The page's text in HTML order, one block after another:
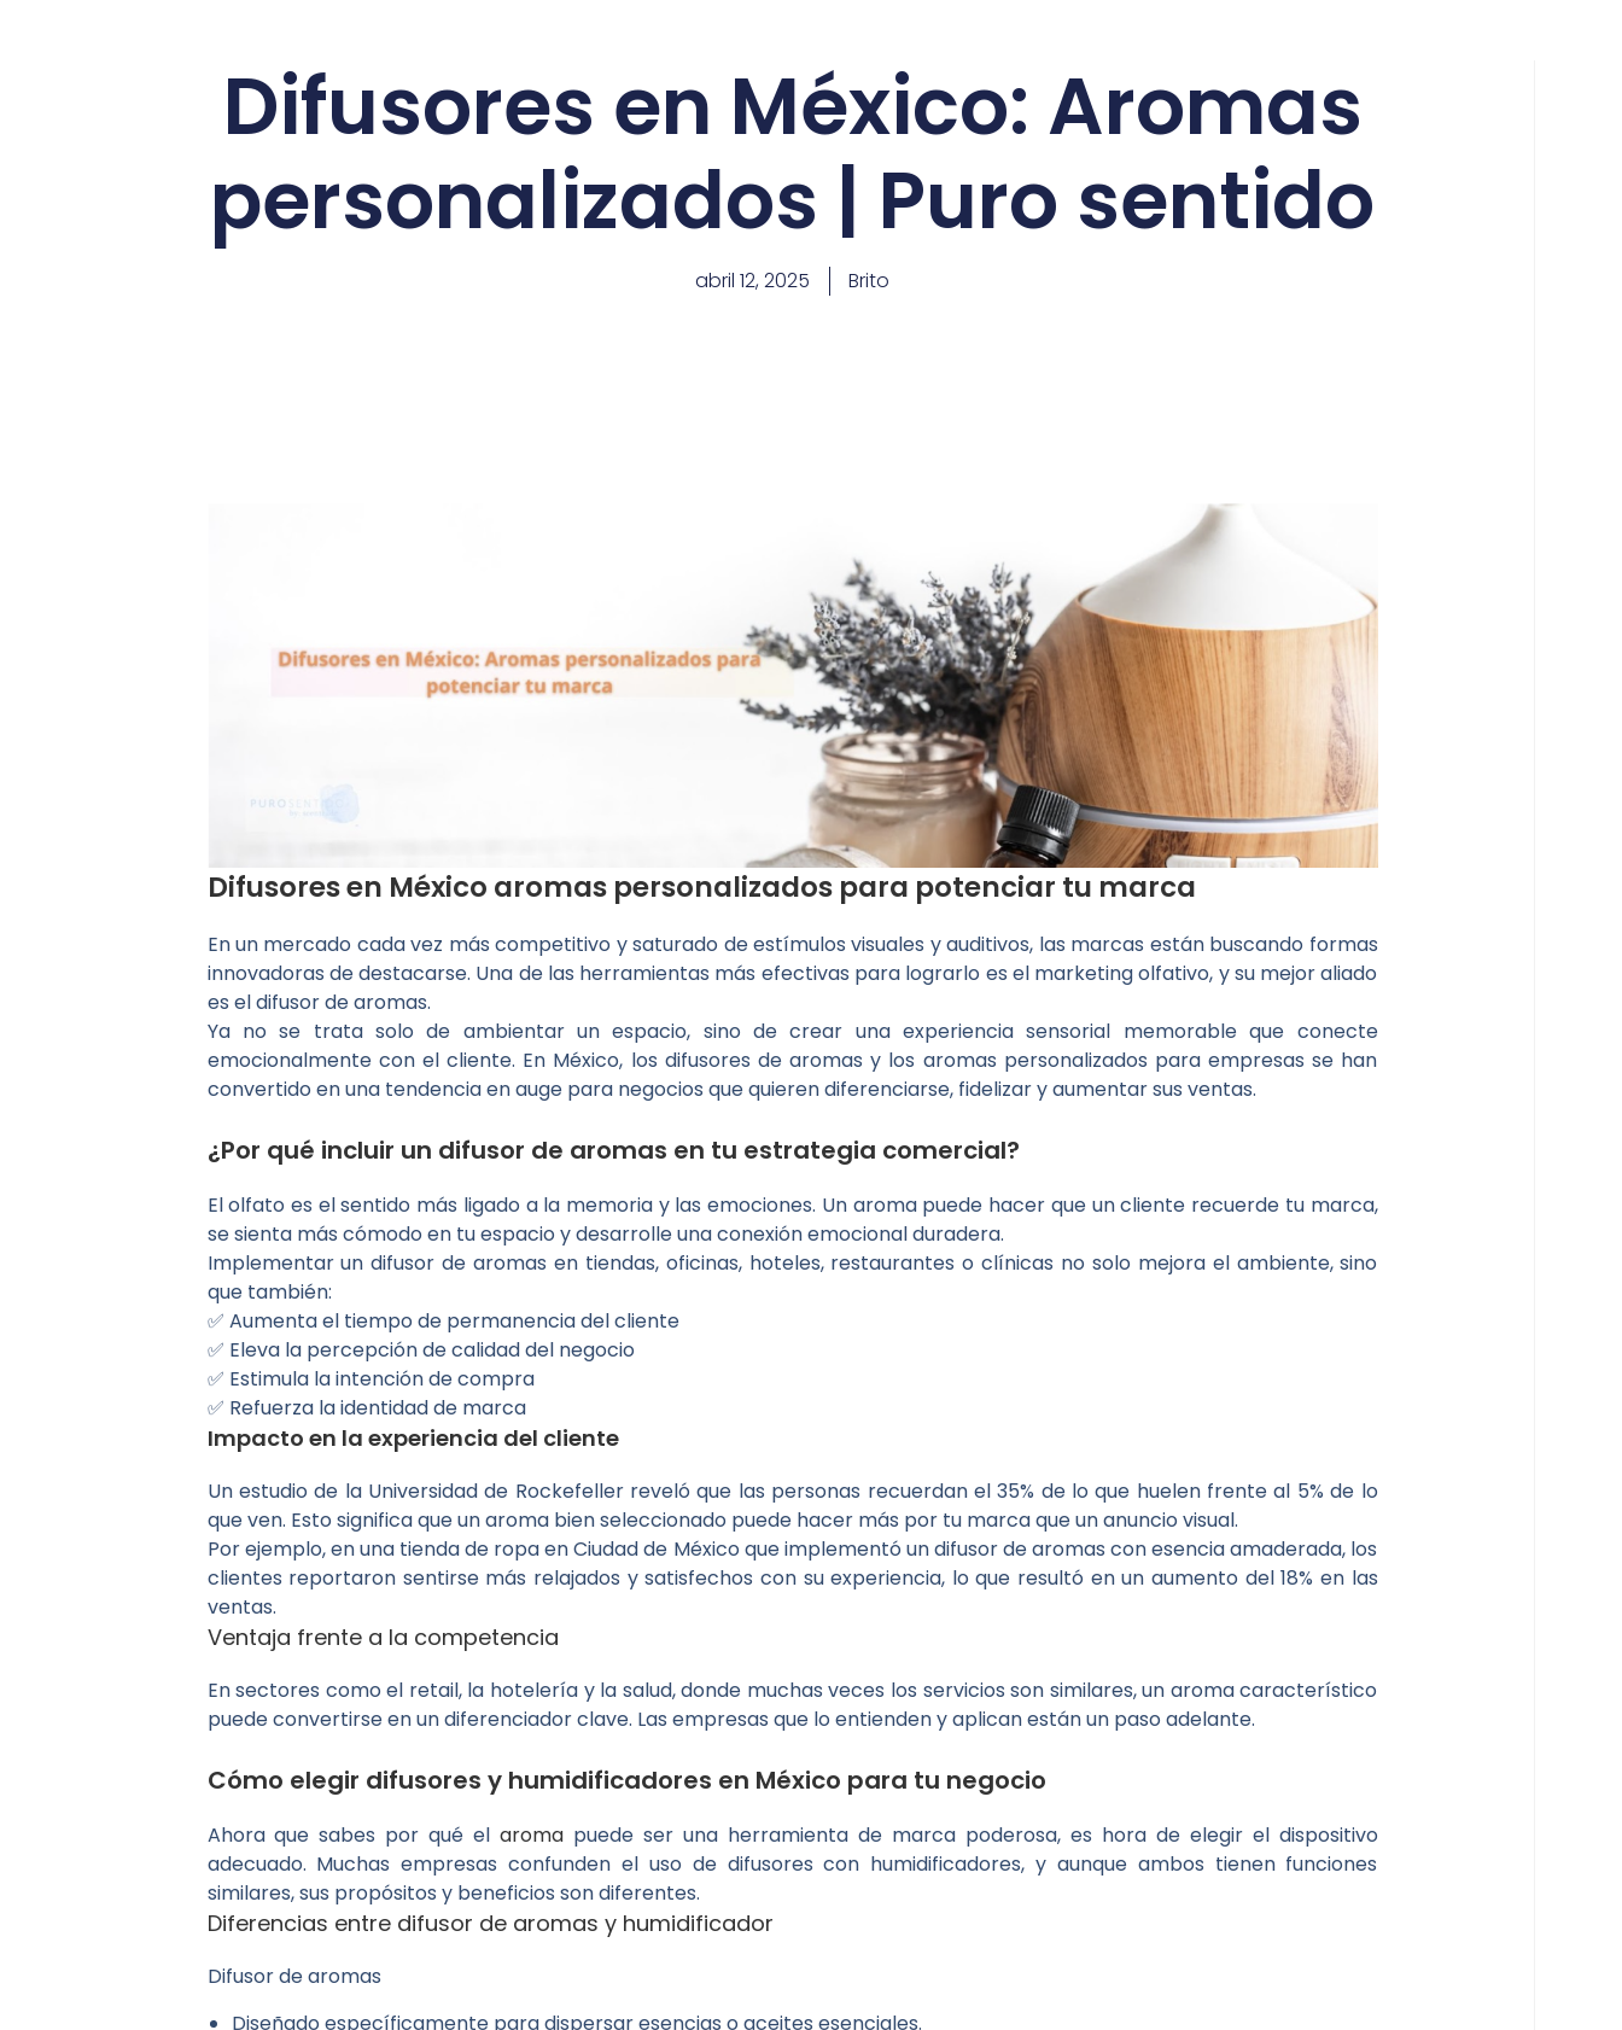
Difusores en México: Aromas
personalizados | Puro sentido
abril 12, 2025 Brito
Difusores en México aromas personalizados para potenciar tu marca
En un mercado cada vez más competitivo y saturado de estímulos visuales y auditivos, las marcas están buscando formas
innovadoras de destacarse. Una de las herramientas más efectivas para lograrlo es el marketing olfativo, y su mejor aliado
es el difusor de aromas.
Ya no se trata solo de ambientar un espacio, sino de crear una experiencia sensorial memorable que conecte
emocionalmente con el cliente. En México, los difusores de aromas y los aromas personalizados para empresas se han
convertido en una tendencia en auge para negocios que quieren diferenciarse, fidelizar y aumentar sus ventas.
¿Por qué incluir un difusor de aromas en tu estrategia comercial?
El olfato es el sentido más ligado a la memoria y las emociones. Un aroma puede hacer que un cliente recuerde tu marca,
se sienta más cómodo en tu espacio y desarrolle una conexión emocional duradera.
Implementar un difusor de aromas en tiendas, oficinas, hoteles, restaurantes o clínicas no solo mejora el ambiente, sino
que también:
✅ Aumenta el tiempo de permanencia del cliente
✅ Eleva la percepción de calidad del negocio
✅ Estimula la intención de compra
✅ Refuerza la identidad de marca
Impacto en la experiencia del cliente
Un estudio de la Universidad de Rockefeller reveló que las personas recuerdan el 35% de lo que huelen frente al 5% de lo
que ven. Esto significa que un aroma bien seleccionado puede hacer más por tu marca que un anuncio visual.
Por ejemplo, en una tienda de ropa en Ciudad de México que implementó un difusor de aromas con esencia amaderada, los
clientes reportaron sentirse más relajados y satisfechos con su experiencia, lo que resultó en un aumento del 18% en las
ventas.
Ventaja frente a la competencia
En sectores como el retail, la hotelería y la salud, donde muchas veces los servicios son similares, un aroma característico
puede convertirse en un diferenciador clave. Las empresas que lo entienden y aplican están un paso adelante.
Cómo elegir difusores y humidificadores en México para tu negocio
Ahora que sabes por qué elaroma puede ser una herramienta de marca poderosa, es hora de elegir el dispositivo
adecuado. Muchas empresas confunden el uso de difusores con humidificadores, y aunque ambos tienen funciones
similares, sus propósitos y beneficios son diferentes.
Diferencias entre difusor de aromas y humidificador
Difusor de aromas
Diseñado específicamente para dispersar esencias o aceites esenciales.